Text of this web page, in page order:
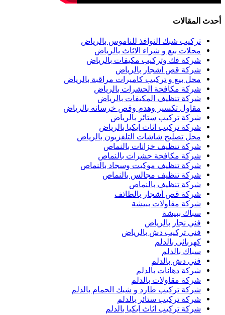
أحدث المقالات
تركيب شبك النوافذ للناموس بالرياض
محلات بيع و شراء الاثاث بالرياض
شركة فك وتركيب مكيفات بالرياض
شركة قص اشجار بالرياض
محل بيع و تركيب كاميرات مراقبة بالرياض
شركة مكافحة الحشرات بالرياض
شركة تنظيف المكيفات بالرياض
مقاول تكسير وهدم وقص خرسانه بالرياض
شركة تركيب ستائر بالرياض
شركة تركيب اثاث ايكيا بالرياض
محل تصليح شاشات التلفزيون بالرياض
شركة تنظيف خزانات بالنماص
شركة مكافحة حشرات بالنماص
شركة تنظيف موكيت وسجاد بالنماص
شركة تنظيف مجالس بالنماص
شركة تنظيف بالنماص
شركة قص أشجار بالطائف
شركة مقاولات ببيشة
سباك ببيشة
فني نجار بالرياض
فني تركيب دش بالرياض
كهربائى بالدلم
سباك بالدلم
فني دش بالدلم
شركة دهانات بالدلم
شركة مقاولات بالدلم
شركة تركيب طارد و شبك الحمام بالدلم
شركة تركيب ستائر بالدلم
شركة تركيب اثاث ايكيا بالدلم